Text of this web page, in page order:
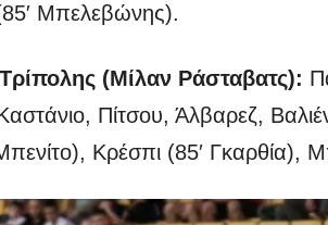
Μπελεβώνης).
(Μίλαν Ράσταβατς):
Πίτσου, Άλβαρεζ,
Κρέσπι (85′ Γκαρθία),